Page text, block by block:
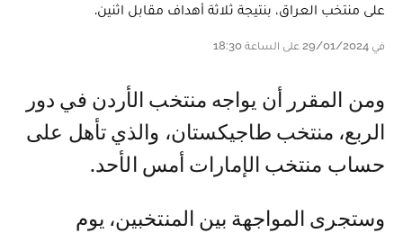
على منتخب العراق، بنتيجة ثلاثة أهداف مقابل اثنين.
في 29/01/2024 على الساعة 18:30
ومن المقرر أن يواجه منتخب الأردن في دور
الربع، منتخب طاجيكستان، والذي تأهل على
حساب منتخب الإمارات أمس الأحد.
وستجرى المواجهة بين المنتخبين، يوم